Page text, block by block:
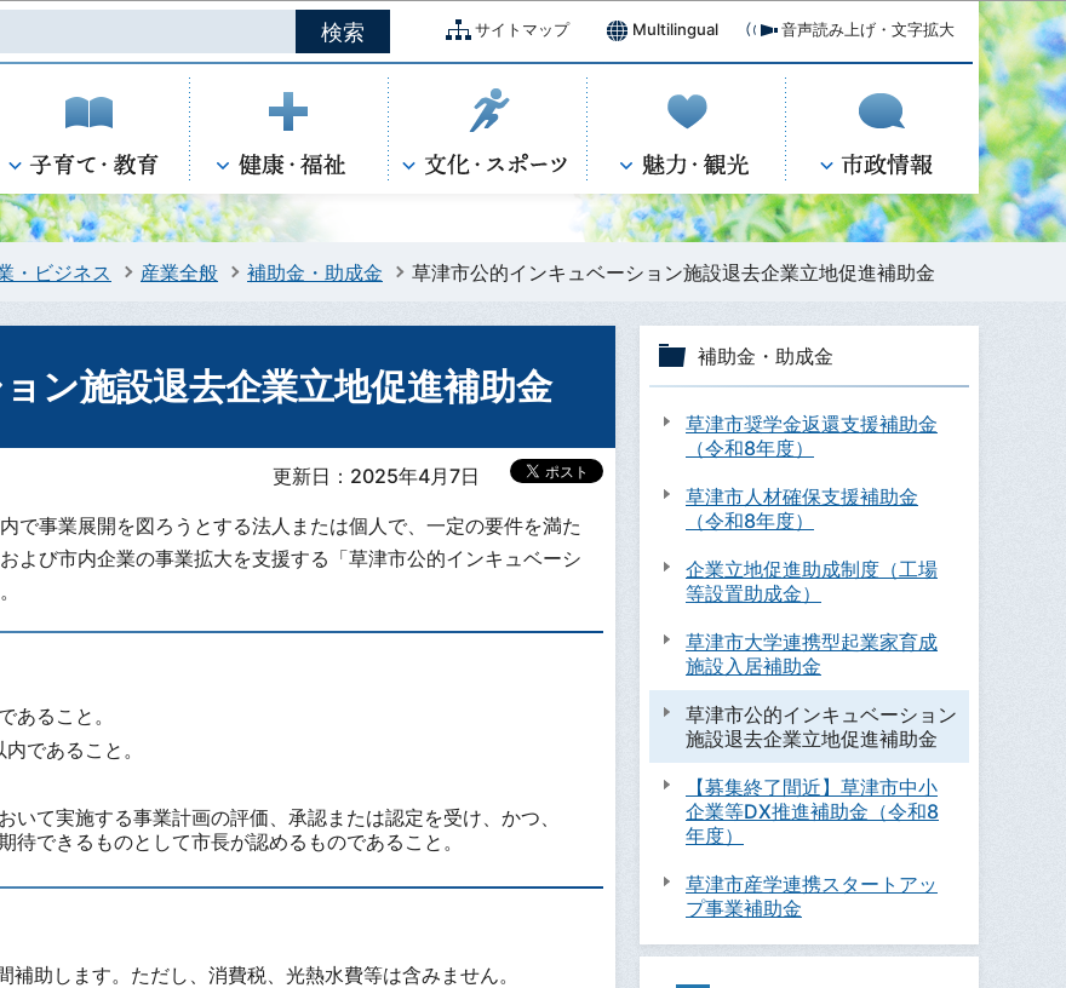
このページの本文へ移動
サイトマップ Multilingual 音声読み上げ・文字拡大
・ビジネス 産業全般 補助金・助成金 草津市公的インキュベーション施設退去企業立地促進補助金
ン施設退去企業立地促進補助金
更新日：2025年4月7日
で事業展開を図ろうとする法人または個人で、一定の要件を満た
よび市内企業の事業拡大を支援する「草津市公的インキュベーシ
あること。
であること。
て実施する事業計画の評価、承認または認定を受け、かつ、
できるものとして市長が認めるものであること。
助します。ただし、消費税、光熱水費等は含みません。
補助金・助成金
草津市奨学金返還支援補助金
（令和8年度）
草津市人材確保支援補助金
（令和8年度）
企業立地促進助成制度（工場
等設置助成金）
草津市大学連携型起業家育成
施設入居補助金
草津市公的インキュベーション
施設退去企業立地促進補助金
【募集終了間近】草津市中小
企業等DX推進補助金（令和8
年度）
草津市産学連携スタートアッ
プ事業補助金